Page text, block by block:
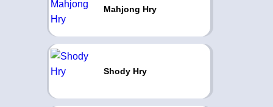
Mahjong Hry
Shody Hry